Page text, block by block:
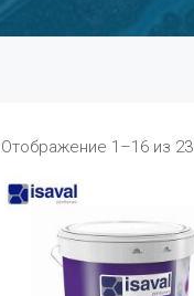
Отображение 1–16 из 23